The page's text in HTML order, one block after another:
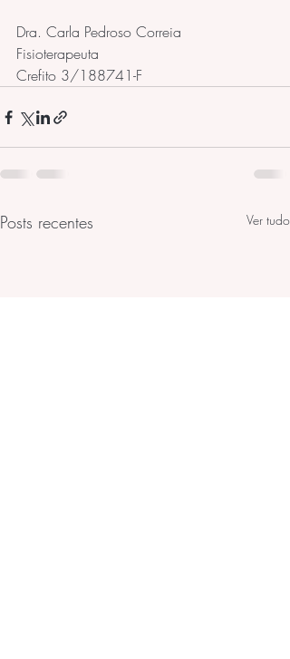
Dra. Carla Pedroso Correia
Fisioterapeuta
Crefito 3/188741-F
Posts recentes Ver tudo